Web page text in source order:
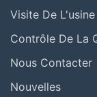
Vérification de
optique
Visite De L'usine
Contrôle De La
Nous Contacter
Nouvelles